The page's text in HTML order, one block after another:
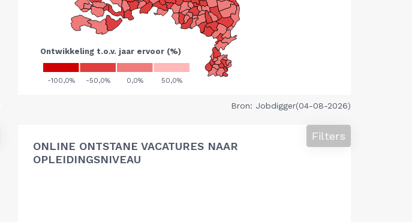
Bron: Jobdigger(04-08-2026)
ONLINE ONTSTANE VACATURES NAAR
OPLEIDINGSNIVEAU
Filters